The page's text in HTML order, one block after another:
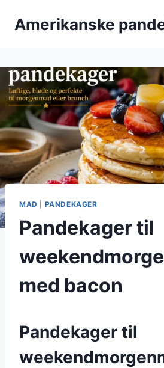
Amerikanske
MAD PANDEKAGER
Pandekager til
med bacon
Pandekager til